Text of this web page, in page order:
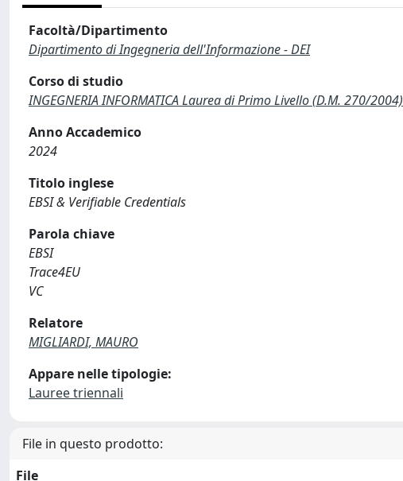
Facoltà/Dipartimento
Dipartimento di Ingegneria dell'Informazione - DEI
Corso di studio
INGEGNERIA INFORMATICA Laurea di Primo Livello (D.M. 270/2004)
Anno Accademico
2024
Titolo inglese
EBSI & Verifiable Credentials
Parola chiave
EBSI
Trace4EU
VC
Relatore
MIGLIARDI, MAURO
Appare nelle tipologie:
Lauree triennali
File in questo prodotto:
File